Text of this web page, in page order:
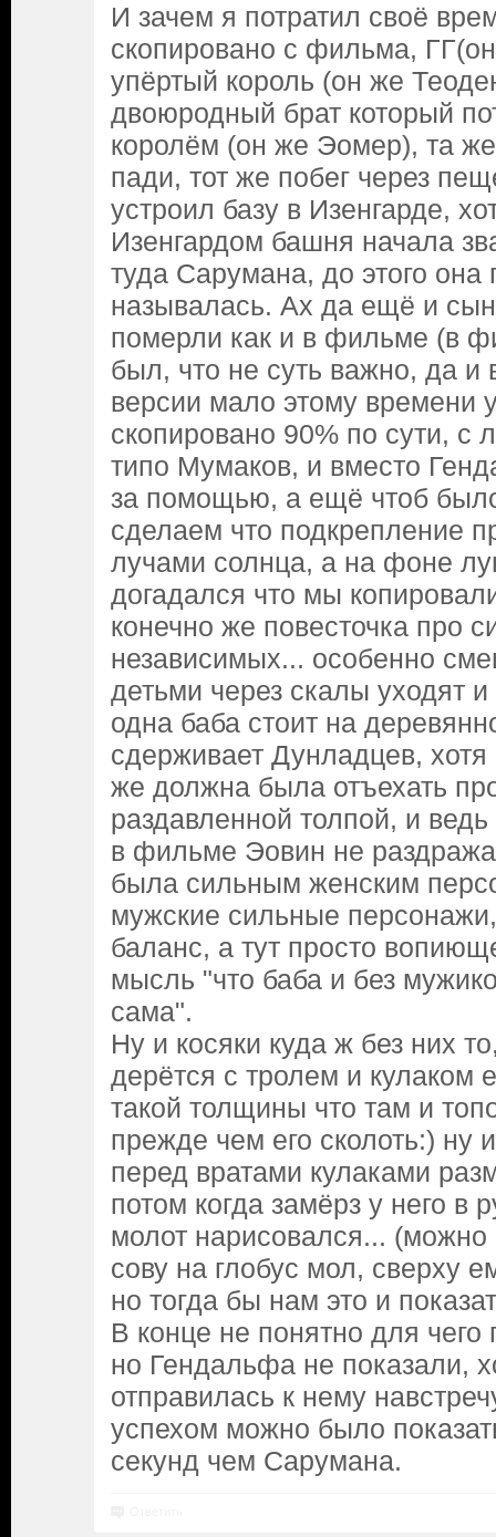
И зачем я потратил своё
скопировано с фильма,
упёртый король (он же
двоюродный брат который
королём (он же Эомер), та
пади, тот же побег через
устроил базу в Изенгарде,
Изенгардом башня начала
туда Сарумана, до этого она
называлась. Ах да ещё и
померли как и в фильме (в
был, что не суть важно, да и
версии мало этому времени
скопировано 90% по сути, с
типо Мумаков, и вместо
за помощью, а ещё чтоб
сделаем что подкрепление
лучами солнца, а на фоне
догадался что мы
конечно же повесточка про
независимых... особенно
детьми через скалы уходят
одна баба стоит на
сдерживает Дунладцев,
же должна была отъехать
раздавленной толпой, и
в фильме Эовин не
была сильным женским
мужские сильные
баланс, а тут просто
мысль "что баба и без
сама".
Ну и косяки куда ж без них
дерётся с тролем и кулаком
такой толщины что там и
прежде чем его сколоть:) ну
перед вратами кулаками
потом когда замёрз у него в
молот нарисовался... (можно
сову на глобус мол, сверху
но тогда бы нам это и
В конце не понятно для
но Гендальфа не показали,
отправилась к нему
успехом можно было
секунд чем Сарумана.